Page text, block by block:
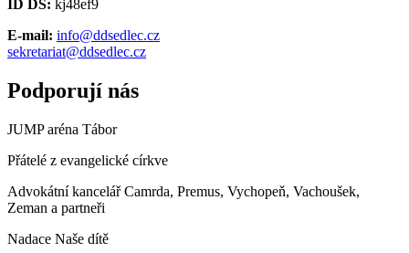
ID DS: kj48ef9
E-mail: info@ddsedlec.cz
sekretariat@ddsedlec.cz
Podporují nás
JUMP aréna Tábor
Přátelé z evangelické církve
Advokátní kancelář Camrda, Premus, Vychopeň, Vachoušek,
Zeman a partneři
Nadace Naše dítě